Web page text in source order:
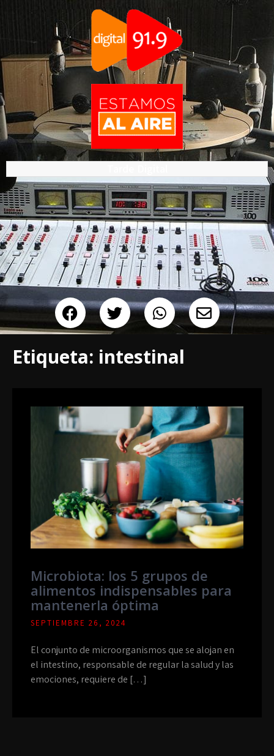
Etiqueta: intestinal
Microbiota: los 5 grupos de
alimentos indispensables para
mantenerla óptima
SEPTIEMBRE 26, 2024
El conjunto de microorganismos que se alojan en
el intestino, responsable de regular la salud y las
emociones, requiere de […]